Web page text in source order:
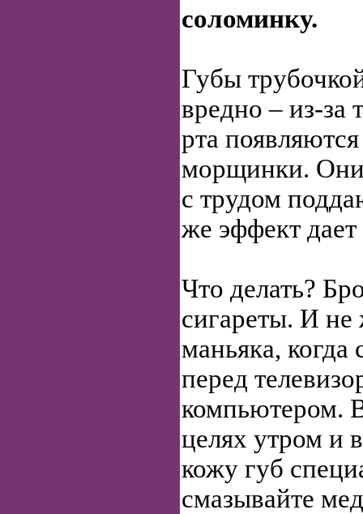
соломинку.
Губы
вредно – из-за
рта
морщинки. Они
с трудом
же эффект
Что делать?
сигареты. И не
маньяка, когда
перед
компьютером.
целях утром и
кожу губ
смазывайте